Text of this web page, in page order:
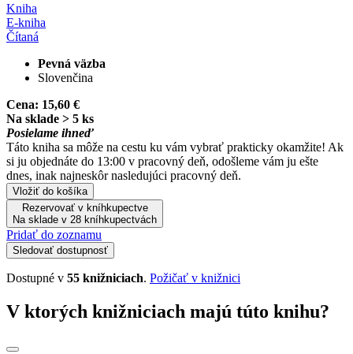
Kniha
E-kniha
Čítaná
Pevná väzba
Slovenčina
Cena: 15,60 €
Na sklade > 5 ks
Posielame ihneď
Táto kniha sa môže na cestu ku vám vybrať prakticky okamžite! Ak
si ju objednáte do 13:00 v pracovný deň, odošleme vám ju ešte
dnes, inak najneskôr nasledujúci pracovný deň.
Vložiť do košíka
Rezervovať v kníhkupectve
Na sklade v 28 kníhkupectvách
Pridať do zoznamu
Sledovať dostupnosť
Dostupné v 55 knižniciach. Požičať v knižnici
V ktorých knižniciach majú túto knihu?